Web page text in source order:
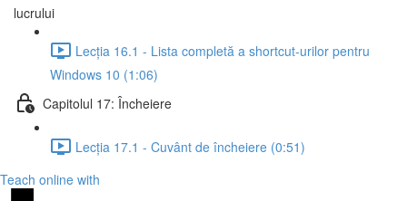
lucrului
Lecția 16.1 - Lista completă a shortcut-urilor pentru
Windows 10 (1:06)
Capitolul 17: Încheiere
Lecția 17.1 - Cuvânt de încheiere (0:51)
Teach online with